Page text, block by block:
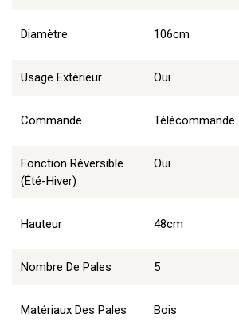
Diamètre 106cm
Usage Extérieur Oui
Commande Télécommande
Fonction Réversible
(été-Hiver)
Oui
Hauteur 48cm
Nombre De Pales 5
Matériaux Des Pales Bois